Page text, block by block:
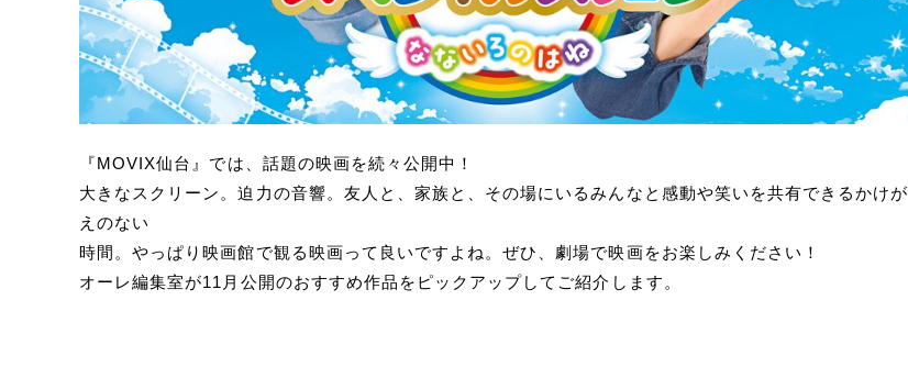
『MOVIX仙台』では、話題の映画を続々公開中！
大きなスクリーン。迫力の音響。友人と、家族と、その場にいるみんなと感動や笑いを共有できるかけが
えのない
時間。やっぱり映画館で観る映画って良いですよね。ぜひ、劇場で映画をお楽しみください！
オーレ編集室が11月公開のおすすめ作品をピックアップしてご紹介します。